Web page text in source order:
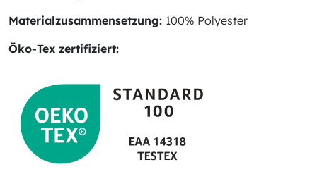
Materialzusammensetzung: 100% Polyester
Öko-Tex zertifiziert: